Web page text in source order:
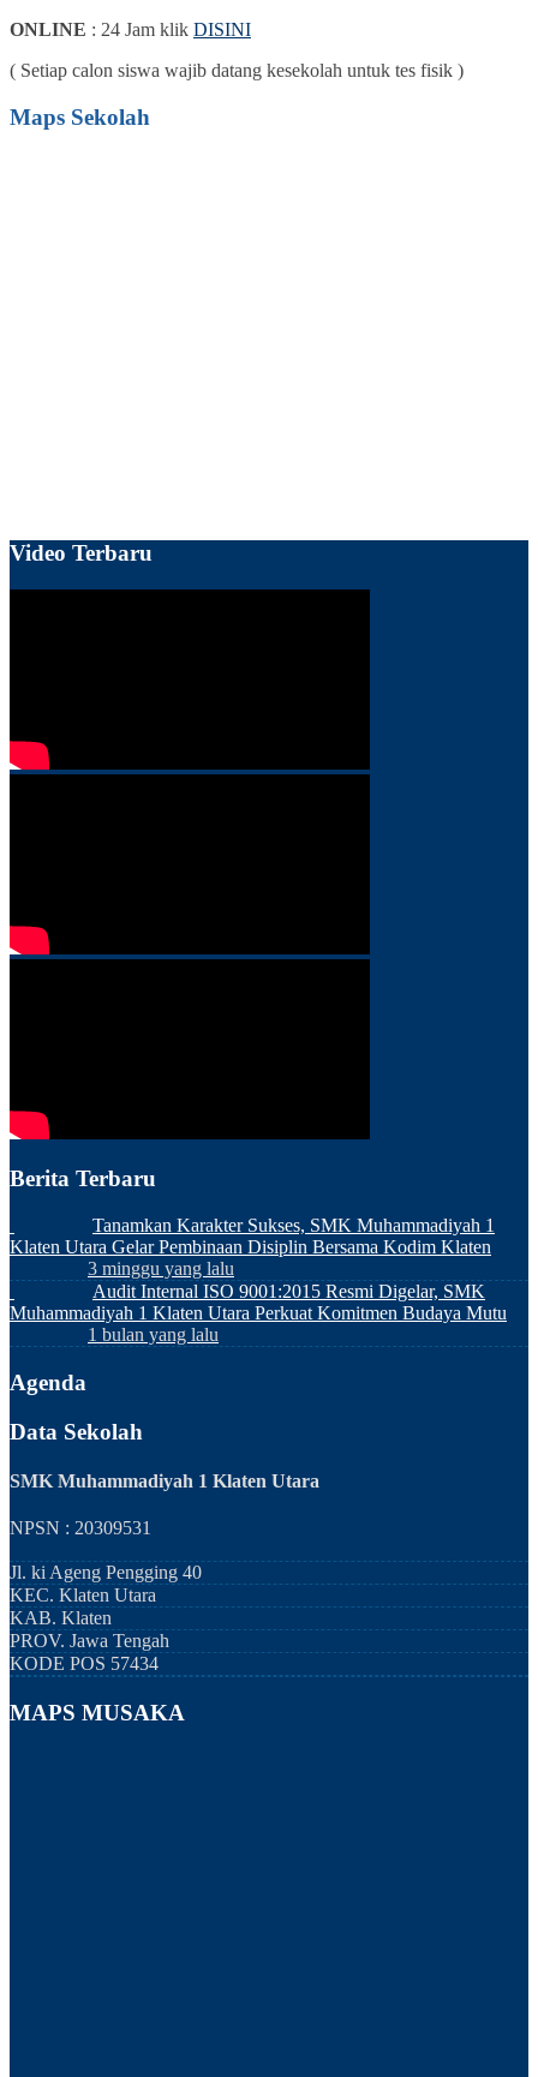
ONLINE : 24 Jam klik DISINI
( Setiap calon siswa wajib datang kesekolah untuk tes fisik )
Maps Sekolah
Video Terbaru
Berita Terbaru
Tanamkan Karakter Sukses, SMK Muhammadiyah 1
Klaten Utara Gelar Pembinaan Disiplin Bersama Kodim Klaten
3 minggu yang lalu
Audit Internal ISO 9001:2015 Resmi Digelar, SMK
Muhammadiyah 1 Klaten Utara Perkuat Komitmen Budaya Mutu
1 bulan yang lalu
Agenda
Data Sekolah
SMK Muhammadiyah 1 Klaten Utara
NPSN : 20309531
Jl. ki Ageng Pengging 40
KEC. Klaten Utara
KAB. Klaten
PROV. Jawa Tengah
KODE POS 57434
MAPS MUSAKA